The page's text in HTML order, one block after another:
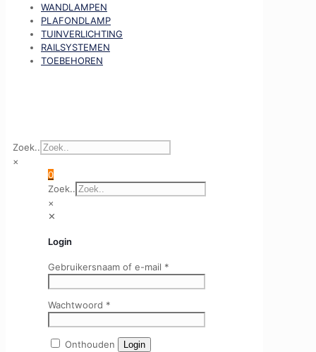
WANDLAMPEN
PLAFONDLAMP
TUINVERLICHTING
RAILSYSTEMEN
TOEBEHOREN
Zoek..
×
0
Zoek..
×
✕
Login
Gebruikersnaam of e-mail *
Wachtwoord *
Onthouden Login